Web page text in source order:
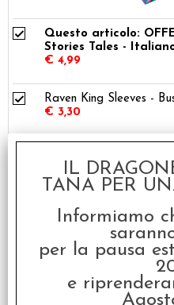
Questo articolo:
Stories Tales -
€ 4,99
Raven King Sleeves -
€ 3,30
Descrizione
IL
TANA PER
Informiamo
per la pausa
e